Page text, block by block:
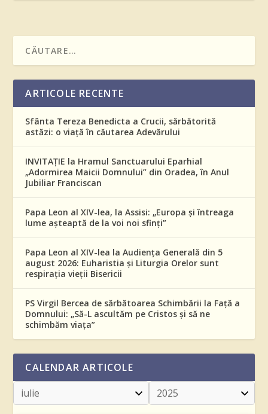
ARTICOLE RECENTE
Sfânta Tereza Benedicta a Crucii, sărbătorită
astăzi: o viață în căutarea Adevărului
INVITAȚIE la Hramul Sanctuarului Eparhial
„Adormirea Maicii Domnului” din Oradea, în Anul
Jubiliar Franciscan
Papa Leon al XIV-lea, la Assisi: „Europa și întreaga
lume așteaptă de la voi noi sfinți”
Papa Leon al XIV-lea la Audiența Generală din 5
august 2026: Euharistia și Liturgia Orelor sunt
respirația vieții Bisericii
PS Virgil Bercea de sărbătoarea Schimbării la Față a
Domnului: „Să-L ascultăm pe Cristos și să ne
schimbăm viața”
CALENDAR ARTICOLE